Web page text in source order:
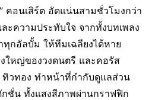
นเสิร์ต อัดแน่นสามชั่วโมงกว่า
ความประทับใจ จากทั้งบทเพลง
ทุกอัลบั้ม ให้ทีมเฉลียงได้หาย
ใหญ่ของวงดนตรี และคอรัส
วทอง ทำหน้าที่กำกับดูแลส่วน
ชั่น ทั้งแสงสีภาพผ่านกราฟฟิก